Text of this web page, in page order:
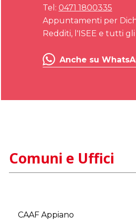
Tel: 0471 1800335
Appuntamenti per
Redditi, l'ISEE e tutti gli
Anche su
Comuni e Uffici
CAAF Appiano